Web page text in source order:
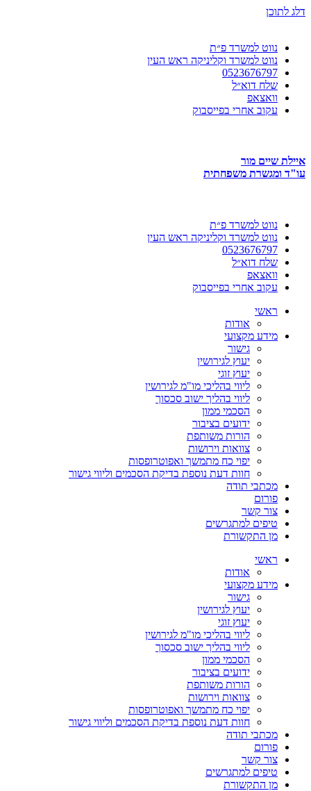
דלג לתוכן
נווט למשרד פ״ת
נווט למשרד וקליניקה ראש העין
0523676797
שלח דוא״ל
וואצאפ
עקוב אחרי בפייסבוק
איילת שיים מור
עו"ד ומגשרת משפחתית
נווט למשרד פ״ת
נווט למשרד וקליניקה ראש העין
0523676797
שלח דוא״ל
וואצאפ
עקוב אחרי בפייסבוק
ראשי
אודות
מידע מקצועי
גישור
יעוץ לגירושין
יעוץ זוגי
ליווי בהליכי מו"מ לגירושין
ליווי בהליך ישוב סכסוך
הסכמי ממון
ידועים בציבור
הורות משותפת
צוואות וירושות
יפוי כח מתמשך ואפוטרופסות
חוות דעת נוספת בדיקת הסכמים וליווי גישור
מכתבי תודה
פורום
צור קשר
טיפים למתגרשים
מן התקשורת
ראשי
אודות
מידע מקצועי
גישור
יעוץ לגירושין
יעוץ זוגי
ליווי בהליכי מו"מ לגירושין
ליווי בהליך ישוב סכסוך
הסכמי ממון
ידועים בציבור
הורות משותפת
צוואות וירושות
יפוי כח מתמשך ואפוטרופסות
חוות דעת נוספת בדיקת הסכמים וליווי גישור
מכתבי תודה
פורום
צור קשר
טיפים למתגרשים
מן התקשורת